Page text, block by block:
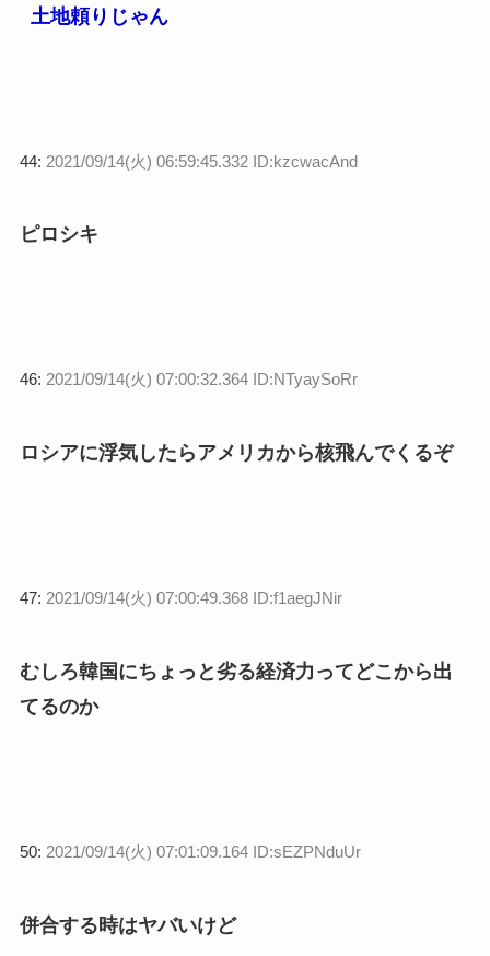
土地頼りじゃん
44: 2021/09/14(火) 06:59:45.332 ID:kzcwacAnd
ピロシキ
46: 2021/09/14(火) 07:00:32.364 ID:NTyaySoRr
ロシアに浮気したらアメリカから核飛んでくるぞ
47: 2021/09/14(火) 07:00:49.368 ID:f1aegJNir
むしろ韓国にちょっと劣る経済力ってどこから出
てるのか
50: 2021/09/14(火) 07:01:09.164 ID:sEZPNduUr
併合する時はヤバいけど